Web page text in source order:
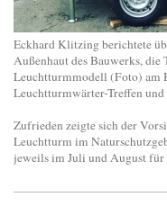
Eckhard Klitzing berichtete
Außenhaut des Bauwerks, die
Leuchtturmmodell (Foto) am
Leuchtturmwärter-Treffen und
Zufrieden zeigte sich der
Leuchtturm im
jeweils im Juli und August für